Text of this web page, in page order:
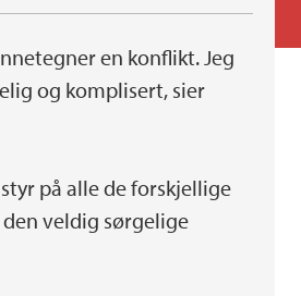
en konflikt. Jeg
og komplisert, sier
på alle de forskjellige
veldig sørgelige